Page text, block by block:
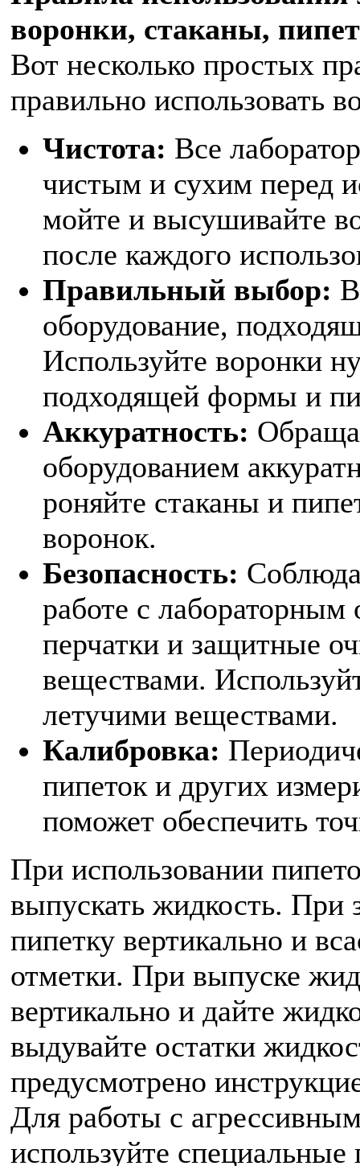
воронки, стаканы,
Вот несколько простых
правильно использовать
Чистота: Все
чистым и сухим перед
мойте и высушивайте
после каждого
Правильный выбор:
оборудование,
Используйте воронки
подходящей формы и
Аккуратность:
оборудованием
роняйте стаканы и
воронок.
Безопасность:
работе с лабораторным
перчатки и защитные
веществами.
летучими веществами.
Калибровка:
пипеток и других
поможет обеспечить
При использовании
выпускать жидкость. При
пипетку вертикально и
отметки. При выпуске
вертикально и дайте
выдувайте остатки
предусмотрено
Для работы с
используйте